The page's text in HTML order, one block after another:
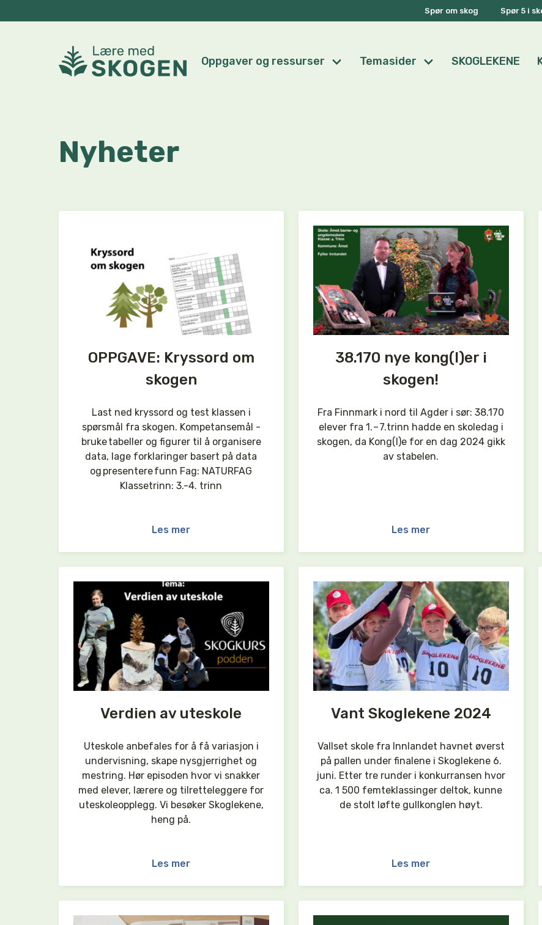
Spør om skog Spør 5 i
Oppgaver og ressurser Temasider SKOGLEKENE
Nyheter
OPPGAVE: Kryssord om
skogen
Last ned kryssord og test klassen i
spørsmål fra skogen. Kompetansemål -
bruke tabeller og figurer til å organisere
data, lage forklaringer basert på data
og presentere funn Fag: NATURFAG
Klassetrinn: 3.-4. trinn
Les mer
38.170 nye kong(l)er i
skogen!
Fra Finnmark i nord til Agder i sør: 38.170
elever fra 1. – 7.trinn hadde en skoledag i
skogen, da Kong(l)e for en dag 2024 gikk
av stabelen.
Les mer
Verdien av uteskole
Uteskole anbefales for å få variasjon i
undervisning, skape nysgjerrighet og
mestring. Hør episoden hvor vi snakker
med elever, lærere og tilretteleggere for
uteskoleopplegg. Vi besøker Skoglekene,
heng på.
Les mer
Vant Skoglekene 2024
Vallset skole fra Innlandet havnet øverst
på pallen under finalene i Skoglekene 6.
juni. Etter tre runder i konkurransen hvor
ca. 1 500 femteklassinger deltok, kunne
de stolt løfte gullkonglen høyt.
Les mer